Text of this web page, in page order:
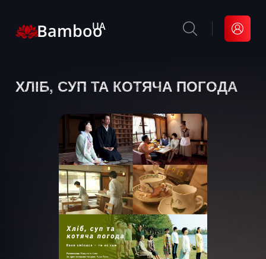
Bamboo
UA
ХЛІБ, СУП ТА КОТЯЧА ПОГОДА